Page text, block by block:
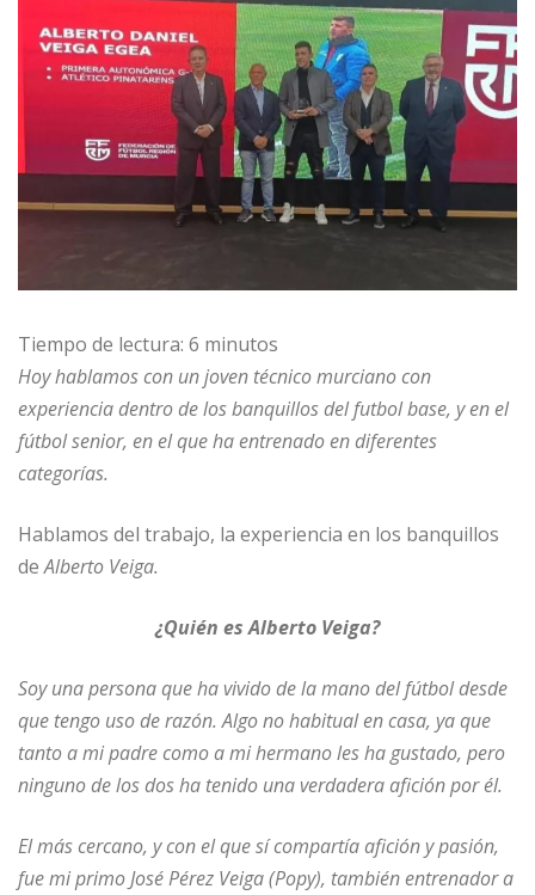
Tiempo de lectura: 6 minutos
Hoy hablamos con un joven técnico murciano con
experiencia dentro de los banquillos del futbol base, y en el
fútbol senior, en el que ha entrenado en diferentes
categorías.
Hablamos del trabajo, la experiencia en los banquillos
deAlberto Veiga.
¿Quién es Alberto Veiga?
Soy una persona que ha vivido de la mano del fútbol desde
que tengo uso de razón. Algo no habitual en casa, ya que
tanto a mi padre como a mi hermano les ha gustado, pero
ninguno de los dos ha tenido una verdadera afición por él.
El más cercano, y con el que sí compartía afición y pasión,
fue mi primo José Pérez Veiga (Popy), también entrenador a